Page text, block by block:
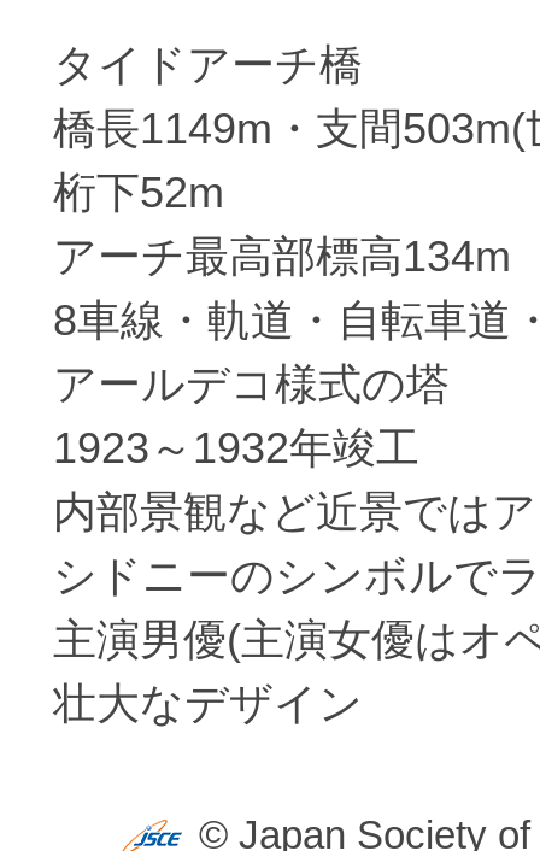
タイドアーチ橋
橋長1149m・支間
桁下52m
アーチ最高部標高134m
8車線・軌道・自転車道
アールデコ様式の塔
1923～1932年竣工
内部景観など近景では
シドニーのシンボルで
主演男優(主演女優はオ
壮大なデザイン
© Japan Society